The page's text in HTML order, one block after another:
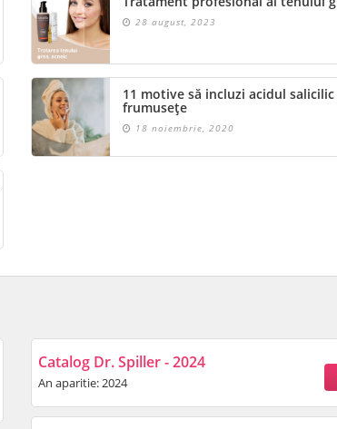
28 august, 2023
11 motive să incluzi acidul
frumusețe
18 noiembrie, 2020
Catalog Dr. Spiller - 2024
An aparitie: 2024